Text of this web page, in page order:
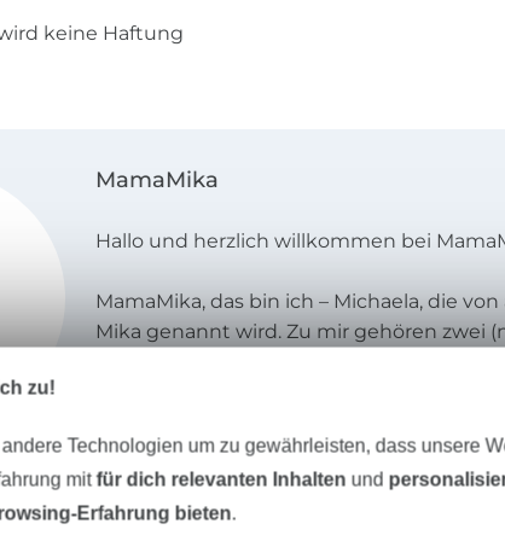
keine Haftung
MamaMika
Hallo und herzlich willkommen bei
MamaMika, das bin ich – Michaela, die
Mika genannt wird. Zu mir gehören zwei
das quasi in die Wiege gelegt! Schon
mich die Wunschkleidung entworfen
getüftelt, bis alles nach meinen
zu!
Technologien um zu gewährleisten, dass unsere
mitfür dich relevanten Inhalten und
Erfahrung bieten.